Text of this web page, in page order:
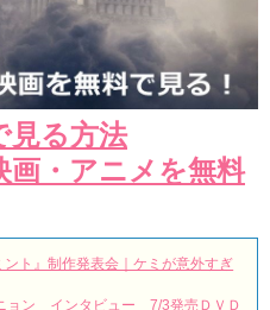
見る方法
画・アニメを無料
ト』制作発表会｜ケミが意外すぎ
ョン インタビュー 7/3発売ＤＶＤ